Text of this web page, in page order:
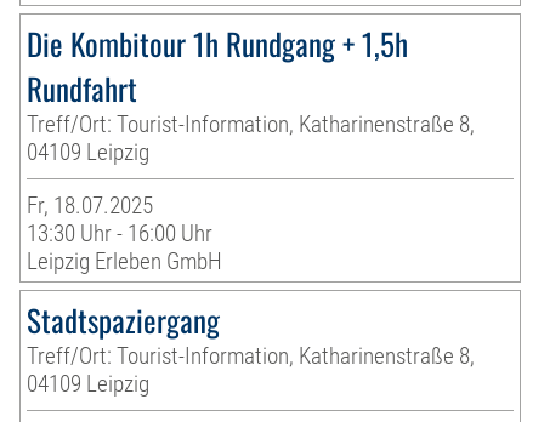
Die Kombitour 1h Rundgang + 1,5h
Rundfahrt
Treff/Ort: Tourist-Information, Katharinenstraße 8,
04109 Leipzig
Fr, 18.07.2025
13:30 Uhr - 16:00 Uhr
Leipzig Erleben GmbH
Stadtspaziergang
Treff/Ort: Tourist-Information, Katharinenstraße 8,
04109 Leipzig